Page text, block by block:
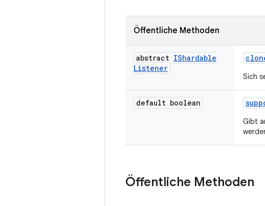
Öffentliche Methoden
abstract IShardable
Listener
Sich
default boolean
Gibt
Öffentliche Methoden